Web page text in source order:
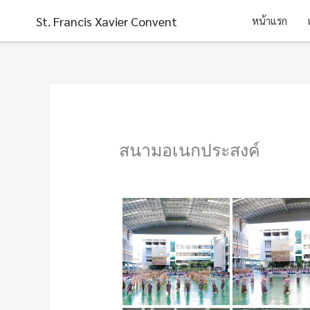
content
St. Francis Xavier Convent หน้าแรก
สนามอเนกประสงค์